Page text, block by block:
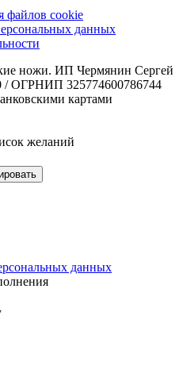
файлов cookie
данных
ножи. ИП Чермянин Сергей
/ ОГРНИП 325774600786744
картами
желаний
данных